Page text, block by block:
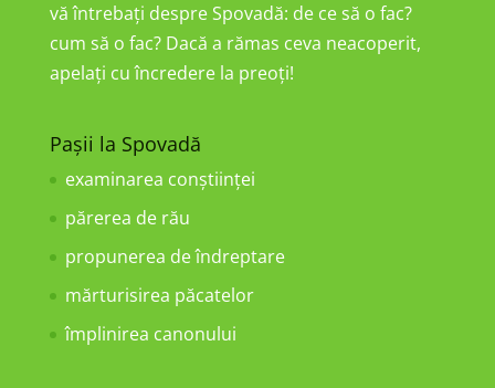
vă întrebați despre Spovadă: de ce să o fac?
cum să o fac? Dacă a rămas ceva neacoperit,
apelați cu încredere la preoți!
Pașii la Spovadă
examinarea conştiinţei
părerea de rău
propunerea de îndreptare
mărturisirea păcatelor
împlinirea canonului